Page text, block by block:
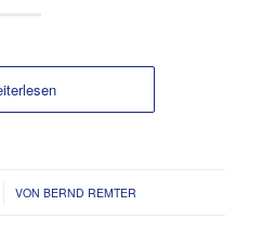
VON BERND REMTER